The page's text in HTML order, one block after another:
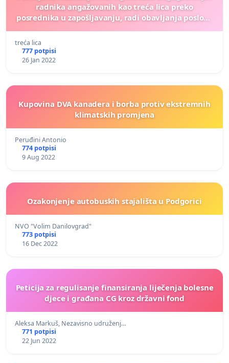
radnika angažovanih kao treća lica preko
posrednika u zapošljavanju, radi obavljanja poslova
treća lica
777 potpisi
26 Jan 2022
Kupovina DVA kanadera i borba protiv ekstremnih
klimatskih promjena
Peruđini Antonio
774 potpisi
9 Aug 2022
Ozakonjenje autobuskih stajališta u Podgorici
NVO "Volim Danilovgrad"
773 potpisi
16 Dec 2022
Peticija za regulisanje finansiranja liječenja bolesne
djece i građana CG kroz državni fond
Aleksa Markuš, Nezavisno udruženj…
771 potpisi
22 Jun 2022